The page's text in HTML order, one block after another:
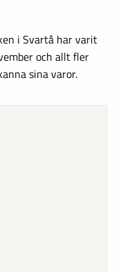
i Svartå har varit
och allt fler
sina varor.